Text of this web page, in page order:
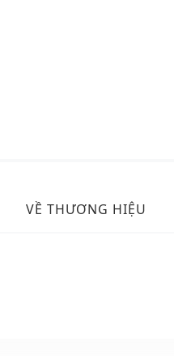
VỀ THƯƠNG HIỆU